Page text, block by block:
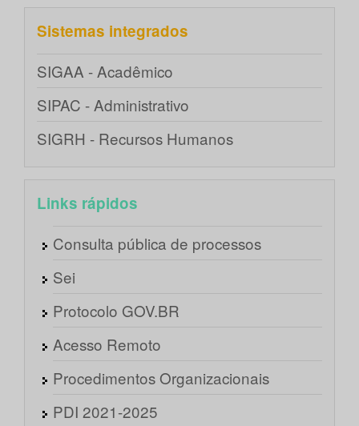
Sistemas integrados
SIGAA - Acadêmico
SIPAC - Administrativo
SIGRH - Recursos Humanos
Links rápidos
Consulta pública de processos
Sei
Protocolo GOV.BR
Acesso Remoto
Procedimentos Organizacionais
PDI 2021-2025